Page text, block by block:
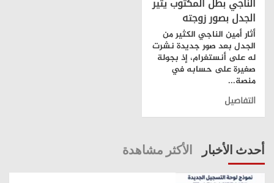
الجدل بصور زوجته
أثار أمين الناجي الكثير من
الجدل بعد صور جديدة نشرت
له على أنستغرام، إذ بجولة
صغيرة على حسابه في
منصة...
التفاصيل
أحدث الأخبار الأكثر مشاهدة